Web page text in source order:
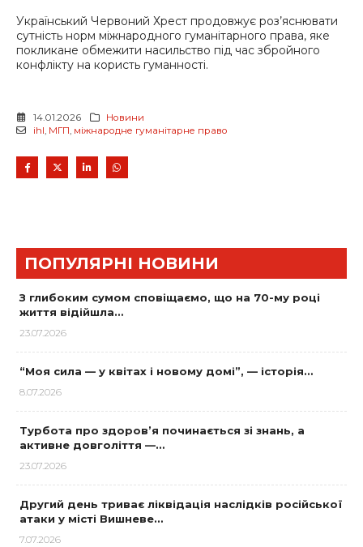
Український Червоний Хрест продовжує роз’яснювати
сутність норм міжнародного гуманітарного права, яке
покликане обмежити насильство під час збройного
конфлікту на користь гуманності.
14.01.2026
Новини
ihl, МГП, міжнародне гуманітарне право
ПОПУЛЯРНІ НОВИНИ
З глибоким сумом сповіщаємо, що на 70-му році
життя відійшла…
23.07.2026
“Моя сила — у квітах і новому домі”, — історія…
8.07.2026
Турбота про здоров’я починається зі знань, а
активне довголіття —…
23.07.2026
Другий день триває ліквідація наслідків російської
атаки у місті Вишневе…
7.07.2026